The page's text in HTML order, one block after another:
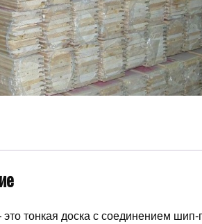
это тонкая доска с соединением